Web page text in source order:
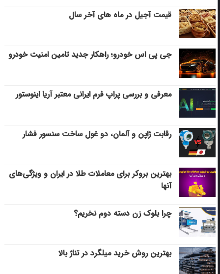
قیمت آجیل در ماه های آخر سال
جی پی اس خودرو؛ راهکار جدید تامین امنیت خودرو
معرفی و بررسی پراپ فرم ایرانی معتبر آریا اینوستور
رقابت ژاپن و آلمان، دو غول ساخت سنسور فشار
بهترین بروکر برای معاملات طلا در ایران و ویژگی‌های
آنها
چرا بلوک زن دسته دوم نخریم؟
بهترین روش خرید میلگرد در تناژ بالا